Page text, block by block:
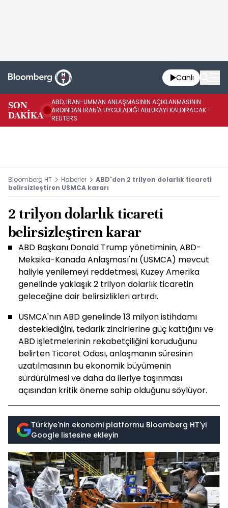
Canlı
SON
DAKİKA
ABD, İRAN-UMMAN ANLAŞMASININ AÇIKLANMASININ
ARDINDAN İRAN'A UYGULADIĞI ABLUKAYI KALDIRACAK -
REUTERS
Bloomberg HT Haberler
ABD'den 2 trilyon dolarlık ticareti
belirsizleştiren USMCA kararı
2 trilyon dolarlık ticareti
belirsizleştiren karar
ABD Başkanı Donald Trump yönetiminin, ABD-
Meksika-Kanada Anlaşması'nı (USMCA) mevcut
haliyle yenilemeyi reddetmesi, Kuzey Amerika
genelinde yaklaşık 2 trilyon dolarlık ticaretin
geleceğine dair belirsizlikleri artırdı.
USMCA'nın ABD genelinde 13 milyon istihdamı
desteklediğini, tedarik zincirlerine güç kattığını ve
ABD işletmelerinin rekabetçiliğini koruduğunu
belirten Ticaret Odası, anlaşmanın süresinin
uzatılmasının bu ekonomik büyümenin
sürdürülmesi ve daha da ileriye taşınması
açısından kritik öneme sahip olduğunu söylüyor.
Türkiye'nin ekonomi platformu Bloomberg HT'yi
Google listesine ekleyin